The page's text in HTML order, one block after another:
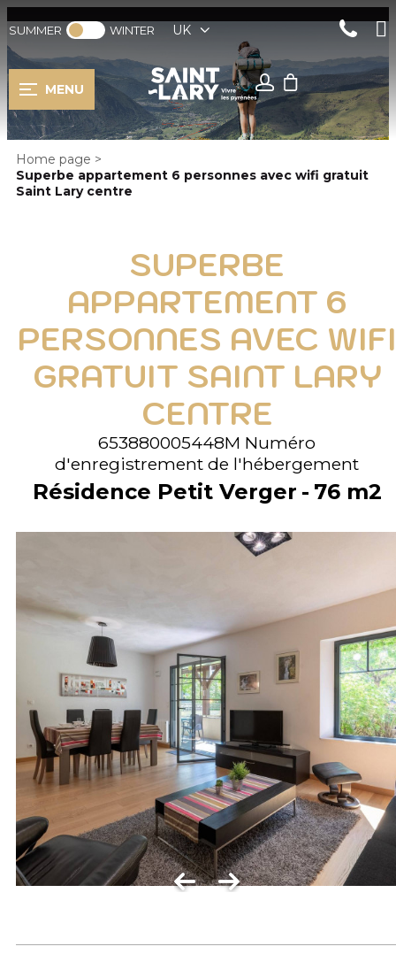
SUMMER WINTER UK
MENU
Home page >
Superbe appartement 6 personnes avec wifi gratuit
Saint Lary centre
SUPERBE
APPARTEMENT 6
PERSONNES AVEC WIFI
GRATUIT SAINT LARY
CENTRE
653880005448M Numéro
d'enregistrement de l'hébergement
Résidence Petit Verger 76 m2